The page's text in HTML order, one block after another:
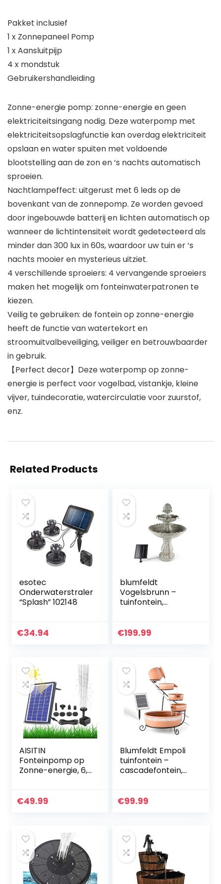
Pakket inclusief
1 x Zonnepaneel Pomp
1 x Aansluitpijp
4 x mondstuk
Gebruikershandleiding
Zonne-energie pomp: zonne-energie en geen
elektriciteitsingang nodig. Deze waterpomp met
elektriciteitsopslagfunctie kan overdag elektriciteit
opslaan en water spuiten met voldoende
blootstelling aan de zon en ‘s nachts automatisch
sproeien.
Nachtlampeffect: uitgerust met 6 leds op de
bovenkant van de zonnepomp. Ze worden gevoed
door ingebouwde batterij en lichten automatisch op
wanneer de lichtintensiteit wordt gedetecteerd als
minder dan 300 lux in 60s, waardoor uw tuin er ‘s
nachts mooier en mysterieus uitziet.
4 verschillende sproeiers: 4 vervangende sproeiers
maken het mogelijk om fonteinwaterpatronen te
kiezen.
Veilig te gebruiken: de fontein op zonne-energie
heeft de functie van watertekort en
stroomuitvalbeveiliging, veiliger en betrouwbaarder
in gebruik.
【Perfect decor】Deze waterpomp op zonne-
energie is perfect voor vogelbad, vistankje, kleine
vijver, tuindecoratie, watercirculatie voor zuurstof,
enz.
Related Products
esotec
Onderwaterstraler
“Splash” 102148
€34.94
blumfeldt
Vogelsbrunn –
tuinfontein,
fontein, vogelbad,
€199.99
AISITIN
Fonteinpomp op
Zonne-energie, 6,5
Verbeterde
€49.99
Blumfeldt Empoli
tuinfontein –
cascadefontein,
terracotta vaten,
€99.99